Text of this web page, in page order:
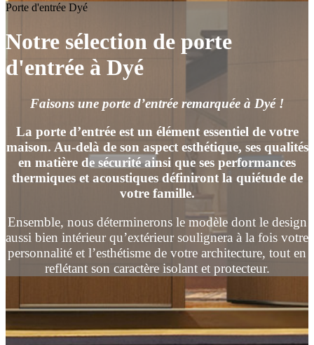
Porte d'entrée Dyé
Notre sélection de porte
d'entrée à Dyé
Faisons une porte d’entrée remarquée à Dyé !
La porte d’entrée est un élément essentiel de votre
maison. Au-delà de son aspect esthétique, ses qualités
en matière de sécurité ainsi que ses performances
thermiques et acoustiques définiront la quiétude de
votre famille.
Ensemble, nous déterminerons le modèle dont le design
aussi bien intérieur qu’extérieur soulignera à la fois votre
personnalité et l’esthétisme de votre architecture, tout en
reflétant son caractère isolant et protecteur.